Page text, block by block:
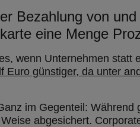
Bezahlung von
eine Menge
wenn Unternehmen statt
günstiger, da unter
im Gegenteil:
abgesichert.